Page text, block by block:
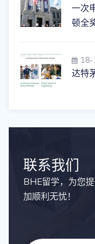
一次
顿全
18-
达特
联系我们
BHE留学，为您
加顺利无忧！